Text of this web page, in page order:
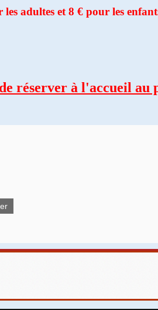
les adultes et 8 € pour les
réserver à l'accueil au